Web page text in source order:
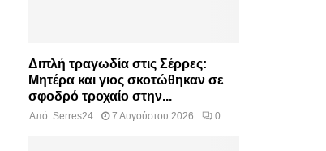
Διπλή τραγωδία στις Σέρρες:
Μητέρα και γιος σκοτώθηκαν σε
σφοδρό τροχαίο στην...
Από: Serres24 7 Αυγούστου 2026 0